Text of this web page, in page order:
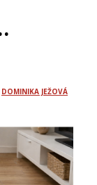
DOMINIKA JEŽOVÁ